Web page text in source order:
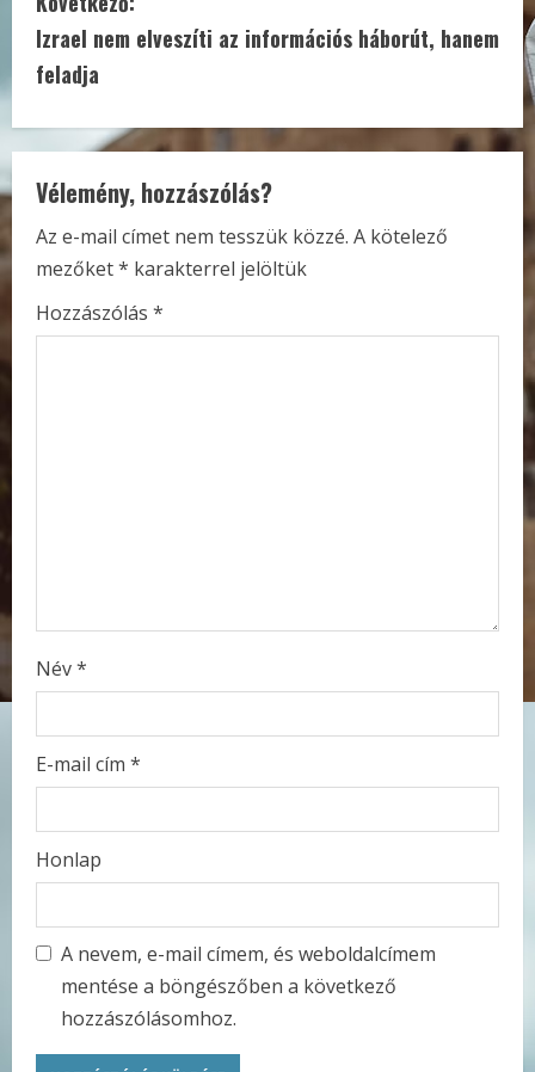
n
t
i
n
u
e
R
g
Izrael nem elveszíti az információs háborút, hanem
feladja
Vélemény, hozzászólás?
Az e-mail címet nem tesszük közzé. A kötelező
mezőket* karakterrel jelöltük
Hozzászólás *
Név*
E-mail cím *
Honlap
A nevem, e-mail címem, és weboldalcímem
mentése a böngészőben a következő
hozzászólásomhoz.